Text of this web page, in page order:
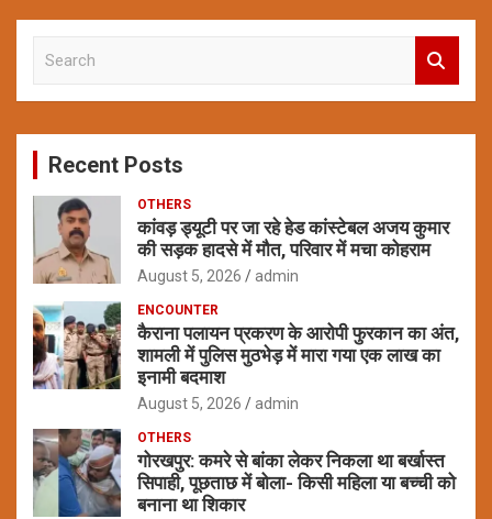
c
Recent Posts
OTHERS
कांवड़ ड्यूटी पर जा रहे हेड कांस्टेबल अजय कुमार
की सड़क हादसे में मौत, परिवार में मचा कोहराम
August 5, 2026 admin
ENCOUNTER
कैराना पलायन प्रकरण के आरोपी फुरकान का अंत,
शामली में पुलिस मुठभेड़ में मारा गया एक लाख का
इनामी बदमाश
August 5, 2026 admin
OTHERS
गोरखपुर: कमरे से बांका लेकर निकला था बर्खास्त
सिपाही, पूछताछ में बोला- किसी महिला या बच्ची को
बनाना था शिकार